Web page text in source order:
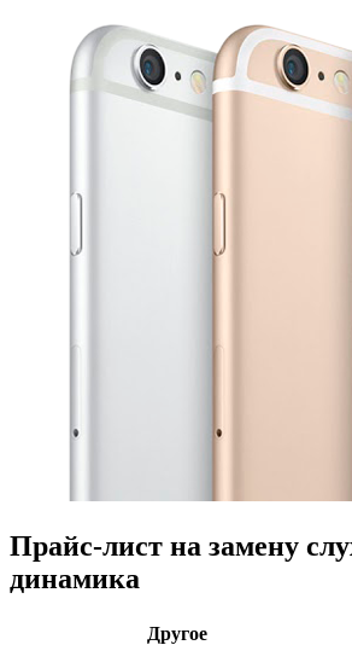
Прайс-лист на замену
динамика
Другое